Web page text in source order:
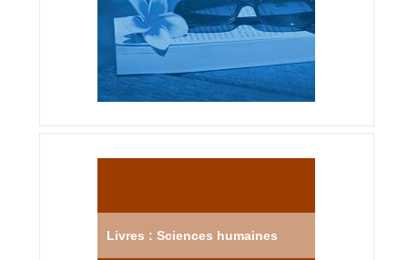
Livres : Sciences humaines